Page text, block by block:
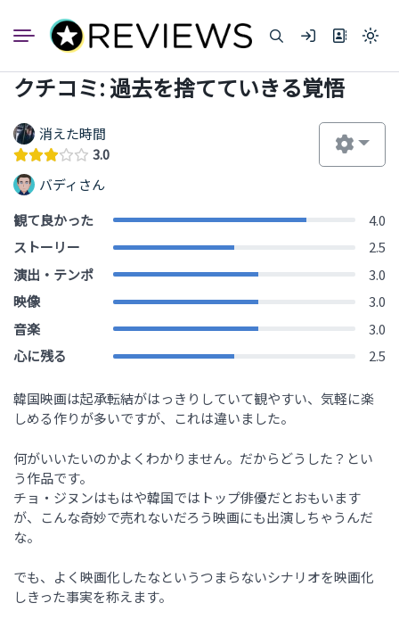
ン
Light
dark)
クチコミ: 過去を捨てていきる覚悟
消えた時間
3.0
バディさん
観て良かった
4.0
ストーリー
2.5
演出・テンポ
3.0
映像
3.0
音楽
3.0
心に残る
2.5
韓国映画は起承転結がはっきりしていて観やすい、気軽に楽
しめる作りが多いですが、これは違いました。
何がいいたいのかよくわかりません。だからどうした？とい
う作品です。
チョ・ジヌンはもはや韓国ではトップ俳優だとおもいます
が、こんな奇妙で売れないだろう映画にも出演しちゃうんだ
な。
でも、よく映画化したなというつまらないシナリオを映画化
しきった事実を称えます。